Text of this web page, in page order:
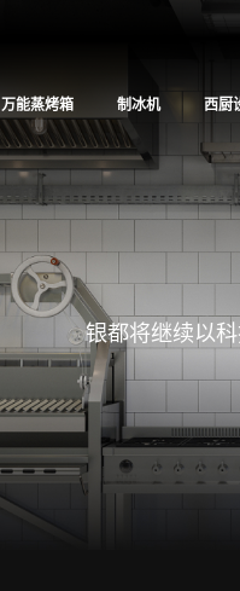
万能蒸烤箱 制冰机 西厨
银都将继续以